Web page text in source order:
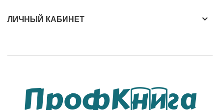
ЛИЧНЫЙ КАБИНЕТ